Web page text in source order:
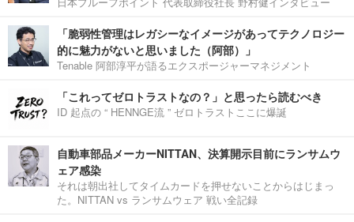
「脆弱性管理はレガシーなイメージがあってテクノロジー
的に魅力がないと思いました（阿部）」
Tenable 阿部淳平が語るエクスポージャーマネジメント
「これってゼロトラストなの？」と思ったら読むべき
ID 起点の “ HENNGE流 ” ゼロトラストここに爆誕
自動車部品メーカーNITTAN、決算開示目前にランサムウ
ェア感染
それは朝出社してタイムカードを押せないことからはじまっ
た。NITTAN vs ランサムウェア 戦い全記録